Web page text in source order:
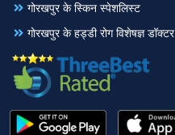
गोरखपुर के स्किन स्पेशलिस्ट
गोरखपुर के हड्डी रोग विशेषज्ञ डॉक्टर